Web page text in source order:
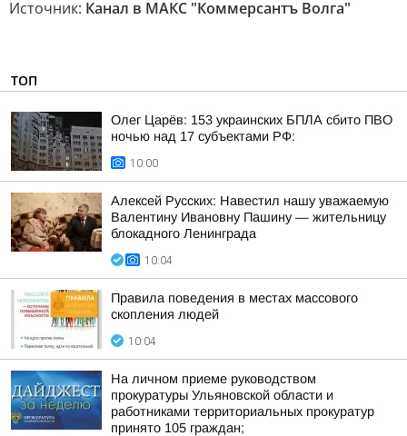
Источник: Канал в МАКС "Коммерсантъ Волга"
ТОП
Олег Царёв: 153 украинских БПЛА сбито ПВО
ночью над 17 субъектами РФ:
10:00
Алексей Русских: Навестил нашу уважаемую
Валентину Ивановну Пашину — жительницу
блокадного Ленинграда
10:04
Правила поведения в местах массового
скопления людей
10:04
На личном приеме руководством
прокуратуры Ульяновской области и
работниками территориальных прокуратур
принято 105 граждан;